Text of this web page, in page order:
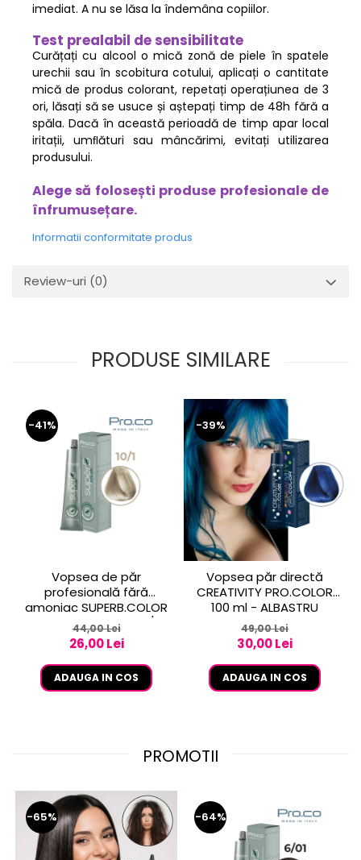
imediat. A nu se lăsa la îndemâna copiilor.
Test prealabil de sensibilitate
Curățați cu alcool o mică zonă de piele în spatele
urechii sau în scobitura cotului, aplicați o cantitate
mică de produs colorant, repetați operațiunea de 3
ori, lăsați să se usuce și aștepați timp de 48h fără a
spăla. Dacă în această perioadă de timp apar local
iritații, umﬂături sau mâncărimi, evitați utilizarea
produsului.
Alege să folosești produse profesionale de
înfrumusețare.
Informatii conformitate produs
Review-uri (0)
PRODUSE SIMILARE
-41%
Vopsea de păr
profesională fără
amoniac SUPERB.COLOR
100 ml - Pro.Co - 10/1
BLOND EXTRA DESCHIS
CENUSIU
44,00 Lei
26,00 Lei
ADAUGA IN COS
-39%
Vopsea păr directă
CREATIVITY PRO.COLOR
100 ml - ALBASTRU
49,00 Lei
30,00 Lei
ADAUGA IN COS
PROMOTII
-65% -64%